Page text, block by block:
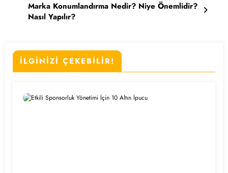
Marka Konumlandırma Nedir? Niye Önemlidir?
Nasıl Yapılır?
İLGİNİZİ ÇEKEBİLİR!